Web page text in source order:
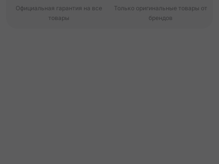
Официальная гарантия на все
товары
Только оригинальные товары от
брендов